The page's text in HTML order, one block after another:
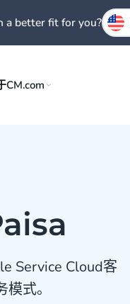
CM.com
Service Cloud客
式。
a better fit for you?